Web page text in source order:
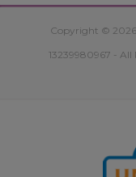
Copyright © 2026
13239980967 - All